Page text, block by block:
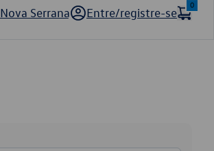
Nova Serrana Entre/registre-se
0